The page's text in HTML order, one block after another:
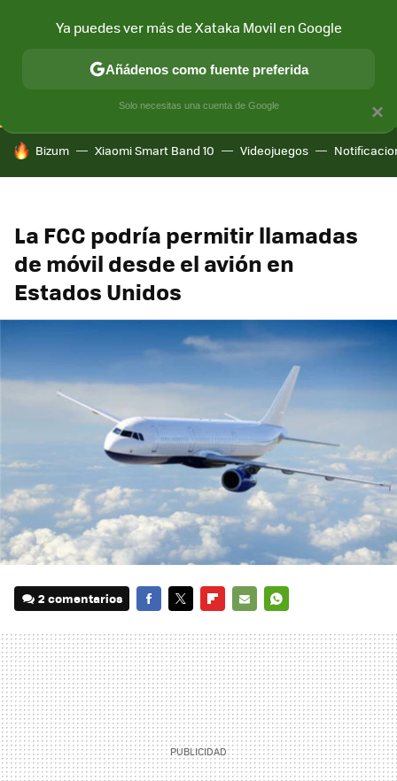
CONECTIVIDAD MÓVIL Y SOCIEDAD APLICACIONES
HOY SE HABLA DE
Bizum Xiaomi Smart Band 10 Videojuegos
La FCC podría permitir llamadas
de móvil desde el avión en
Estados Unidos
2 comentarios
MAIL
×
Ya puedes ver más de Xataka Movil en Google
Añádenos como fuente preferida
Solo necesitas una cuenta de Google